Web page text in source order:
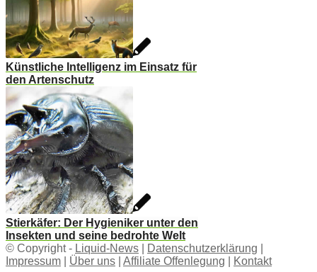
Künstliche Intelligenz im Einsatz für
den Artenschutz
Stierkäfer: Der Hygieniker unter den
Insekten und seine bedrohte Welt
© Copyright - Liquid-News Datenschutzerklärung
Impressum
Über uns Affiliate Offenlegung
Kontakt